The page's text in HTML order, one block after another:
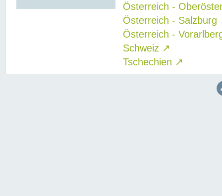
Österreich -
Österreich - Salzburg
Österreich -
Schweiz ↗
Tschechien ↗